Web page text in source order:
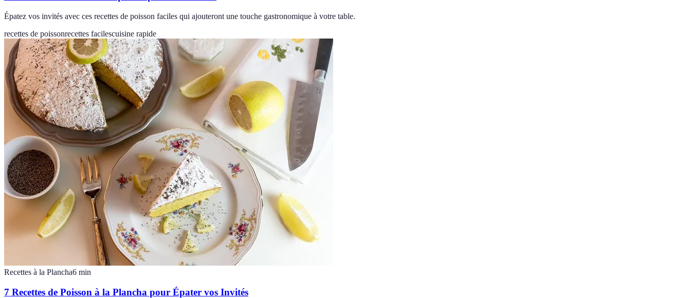
Épatez vos invités avec ces recettes de poisson faciles qui ajouteront une touche gastronomique à votre table.
recettes de poissonrecettes facilescuisine rapide
Recettes à la Plancha6 min
7 Recettes de Poisson à la Plancha pour Épater vos Invités